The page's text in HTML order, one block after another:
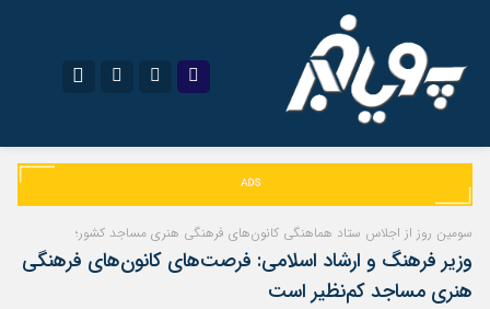
اینستاگرام
تلگرام
سروش
ایتا
آپارات
اپلیکیشن
نام کاربری یا نشانی ایمیل
رمز عبور
سومین روز از اجلاس ستاد هماهنگی کانون‌های فرهنگی هنری مساجد کشور؛
وزیر فرهنگ و ارشاد اسلامی: فرصت‌های کانون‌های فرهنگی
هنری مساجد کم‌نظیر است